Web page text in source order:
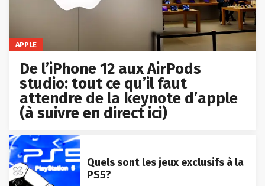
APPLE
De l’iPhone 12 aux AirPods
studio: tout ce qu’il faut
attendre de la keynote d’apple
(à suivre en direct ici)
Quels sont les jeux exclusifs à la
PS5?